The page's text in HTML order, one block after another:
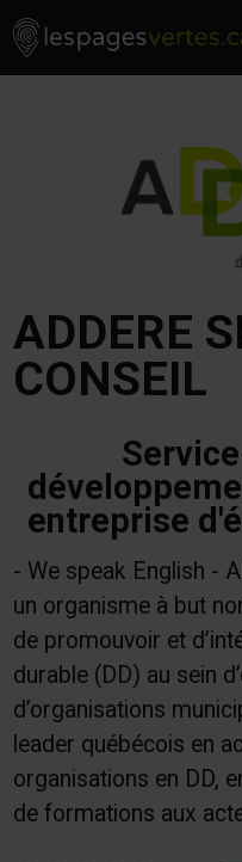
Skip to content
Les Pages Vertes - Go to
ADDERE
CONSEIL
entreprise
- We speak English -
un organisme à but
de promouvoir et
durable (DD) au sein
d’organisations
leader québécois en
organisations en DD,
de formations aux